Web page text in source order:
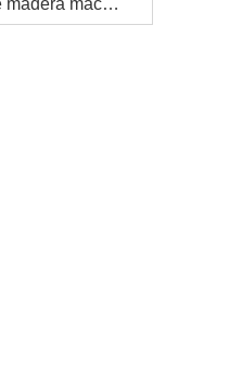
Máquina CNC de madera maciza